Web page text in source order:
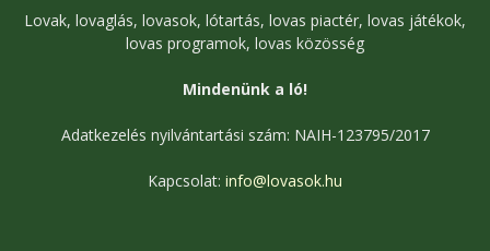
Lovak, lovaglás, lovasok, lótartás, lovas piactér, lovas játékok,
lovas programok, lovas közösség
Mindenünk a ló!
Adatkezelés nyilvántartási szám: NAIH-123795/2017
Kapcsolat: info@lovasok.hu